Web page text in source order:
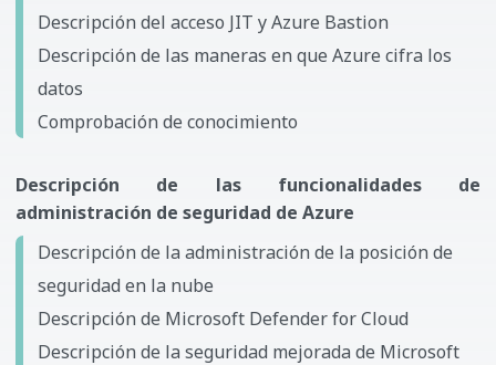
Descripción del acceso JIT y Azure Bastion
Descripción de las maneras en que Azure cifra los
datos
Comprobación de conocimiento
Descripción de las funcionalidades de
administración de seguridad de Azure
Descripción de la administración de la posición de
seguridad en la nube
Descripción de Microsoft Defender for Cloud
Descripción de la seguridad mejorada de Microsoft